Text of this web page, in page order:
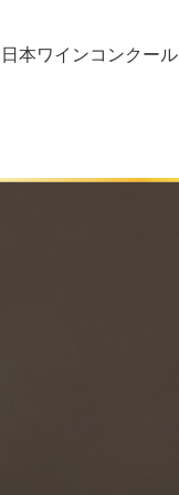
日本ワインコンクール